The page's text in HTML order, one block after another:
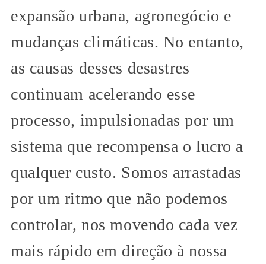
expansão urbana, agronegócio e
mudanças climáticas. No entanto,
as causas desses desastres
continuam acelerando esse
processo, impulsionadas por um
sistema que recompensa o lucro a
qualquer custo. Somos arrastadas
por um ritmo que não podemos
controlar, nos movendo cada vez
mais rápido em direção à nossa